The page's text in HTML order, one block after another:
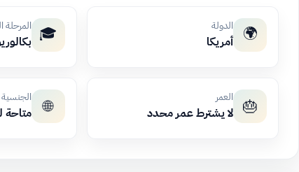
🌍 الدولة
أمريكا 🎓 المرحلة
🎂 العمر
لا يشترط عمر محدد 🌐 الجنسية
متاحة